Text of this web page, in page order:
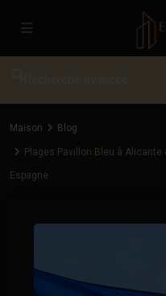
Maison Blog
Plages Pavillon Bleu à
Espagne